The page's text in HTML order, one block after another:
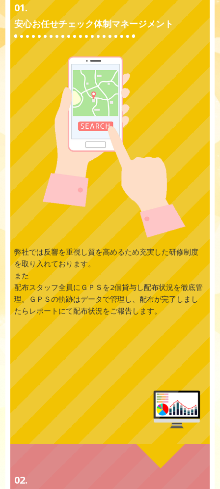
01.
安心お任せチェック体制マネージメント
弊社では反響を重視し質を高めるため充実した研修制度
を取り入れております。
また
配布スタッフ全員にＧＰＳを2個貸与し配布状況を徹底管
理。ＧＰＳの軌跡はデータで管理し、配布が完了しまし
たらレポートにて配布状況をご報告します。
02.